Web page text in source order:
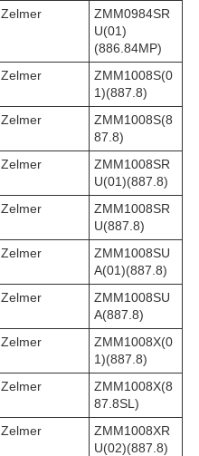
Zelmer
ZMM0984SR
U(01)
(886.84MP)
Zelmer
ZMM1008S(0
1)(887.8)
Zelmer
ZMM1008S(8
87.8)
Zelmer
ZMM1008SR
U(01)(887.8)
Zelmer
ZMM1008SR
U(887.8)
Zelmer
ZMM1008SU
A(01)(887.8)
Zelmer
ZMM1008SU
A(887.8)
Zelmer
ZMM1008X(0
1)(887.8)
Zelmer
ZMM1008X(8
87.8SL)
Zelmer
ZMM1008XR
U(02)(887.8)